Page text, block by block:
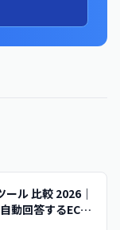
ール 比較 2026｜
動回答するEC向